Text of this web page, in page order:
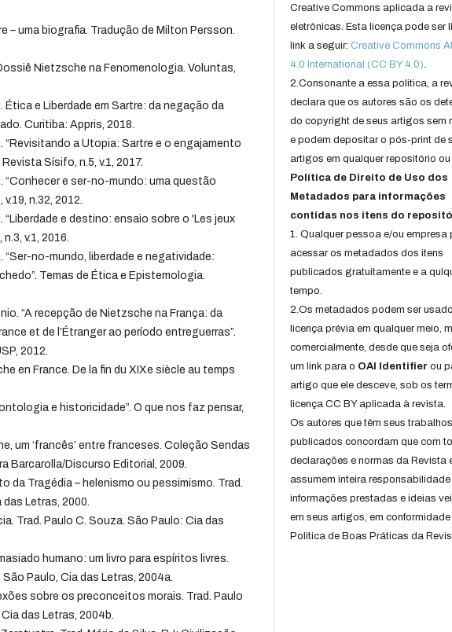
– uma biografia. Tradução de Milton Persson.
Nietzsche na Fenomenologia. Voluntas,
Ética e Liberdade em Sartre: da negação da
Curitiba: Appris, 2018.
“Revisitando a Utopia: Sartre e o engajamento
Sísifo, n.5, v.1, 2017.
“Conhecer e ser-no-mundo: uma questão
n.32, 2012.
“Liberdade e destino: ensaio sobre o 'Les jeux
v.1, 2016.
“Ser-no-mundo, liberdade e negatividade:
Temas de Ética e Epistemologia.
“A recepção de Nietzsche na França: da
et de l’Étranger ao período entreguerras”.
2012.
en France. De la fin du XIXe siècle au temps
e historicidade”. O que nos faz pensar,
um ‘francês’ entre franceses. Coleção Sendas
Barcarolla/Discurso Editorial, 2009.
da Tragédia – helenismo ou pessimismo. Trad.
Letras, 2000.
Trad. Paulo C. Souza. São Paulo: Cia das
humano: um livro para espíritos livres.
Paulo, Cia das Letras, 2004a.
sobre os preconceitos morais. Trad. Paulo
das Letras, 2004b.
Creative Commons aplicada a
eletrônicas. Esta licença pode ser
link a seguir:Creative Commons
4.0 International (CC BY 4.0).
2.Consonante a essa politica, a
declara que os autores são os
do copyright de seus artigos sem
e podem depositar o pós-print de
artigos em qualquer repositório ou
Política de Direito de Uso dos
Metadados para informações
contidas nos itens do
1. Qualquer pessoa e/ou empresa
acessar os metadados dos itens
publicados gratuitamente e a
tempo.
2.Os metadados podem ser
licença prévia em qualquer meio,
comercialmente, desde que seja
um link para o OAI Identifier ou
artigo que ele desceve, sob os
licença CC BY aplicada à revista.
Os autores que têm seus trabalhos
publicados concordam que com
declarações e normas da Revista
assumem inteira responsabilidade
informações prestadas e ideias
em seus artigos, em
Política de Boas Práticas da